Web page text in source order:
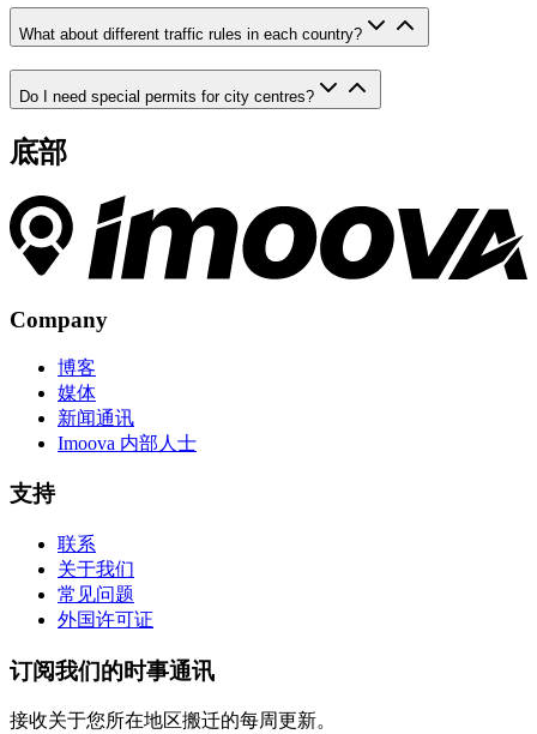
What about different traffic rules in each country?
Do I need special permits for city centres?
底部
Company
博客
媒体
新闻通讯
Imoova 内部人士
支持
联系
关于我们
常见问题
外国许可证
订阅我们的时事通讯
接收关于您所在地区搬迁的每周更新。